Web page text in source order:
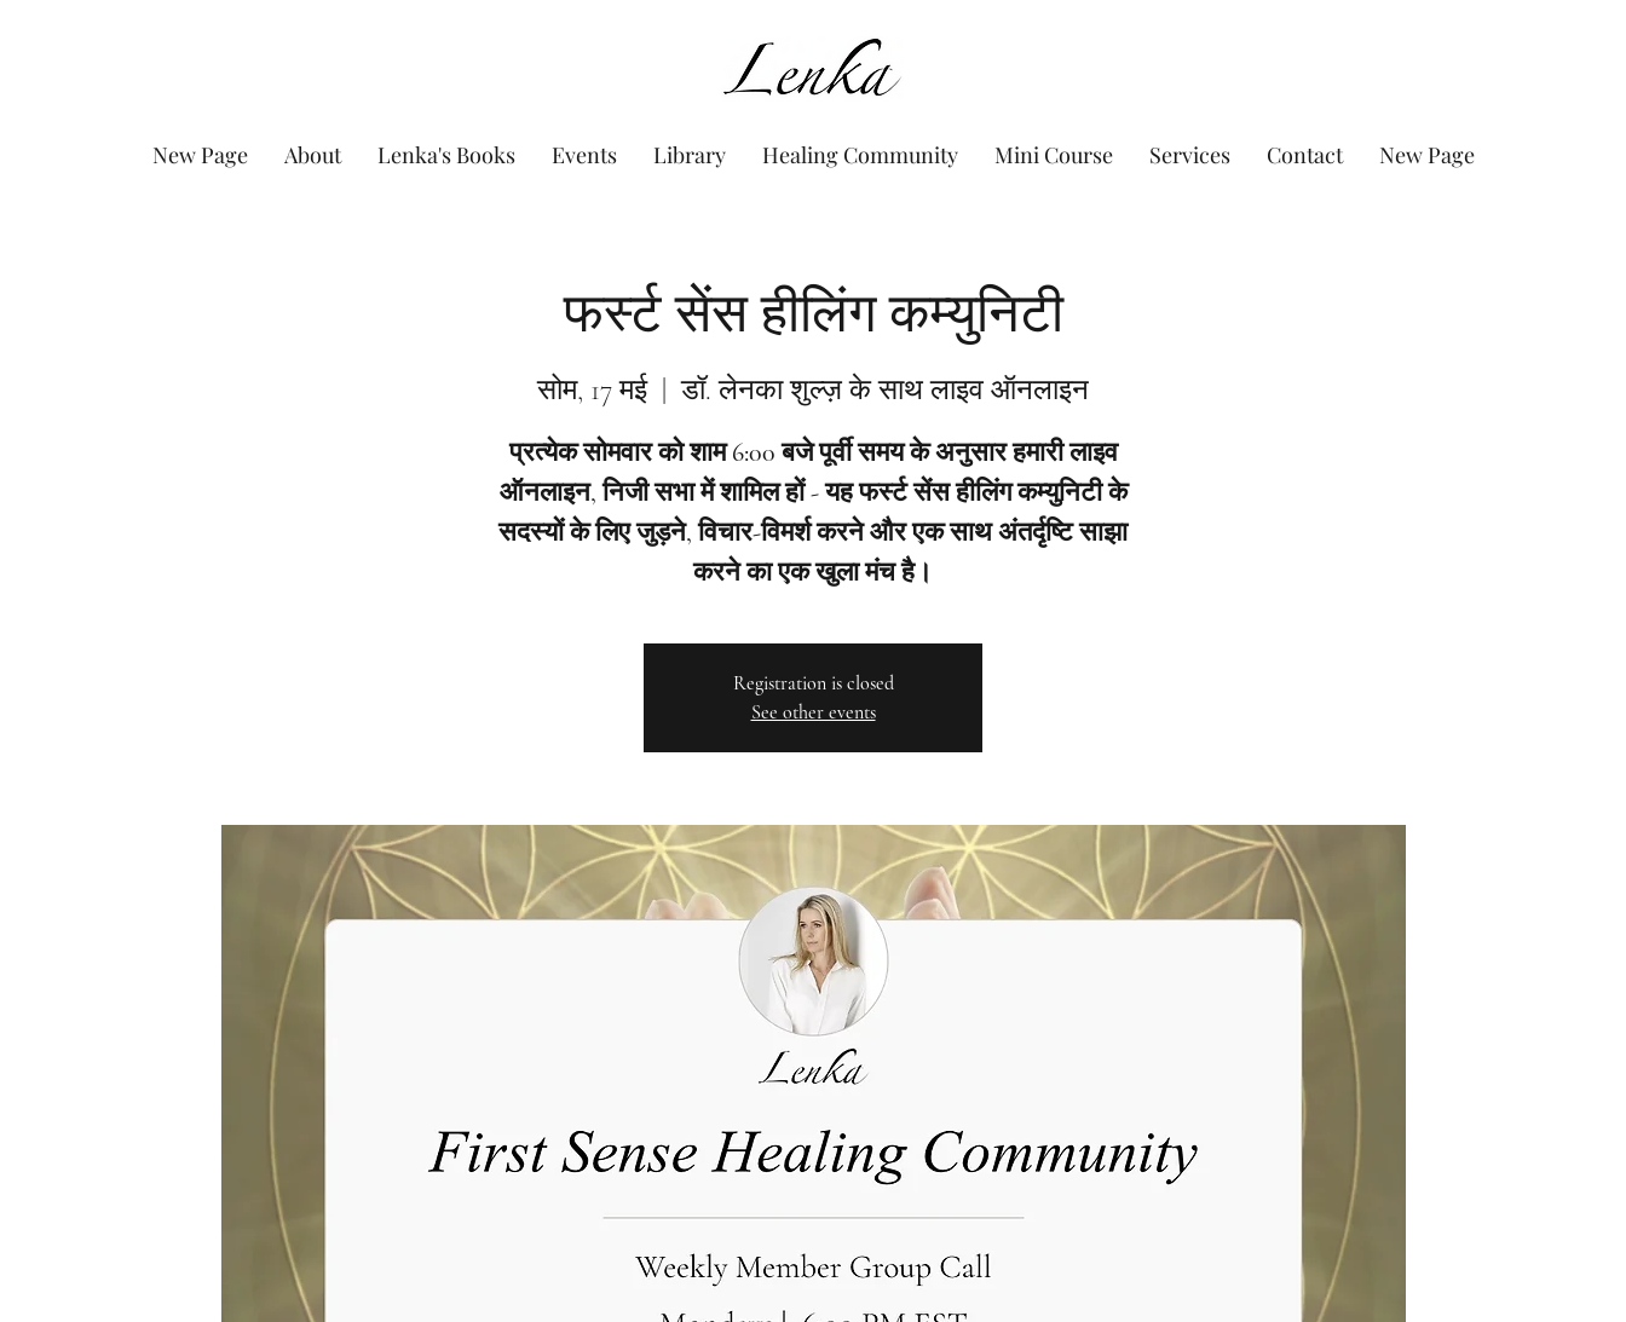
www.Lenka.org
New Page About Lenka's Books Events Library Healing Community Mini Course Services Contact New Page
फर्स्ट सेंस हीलिंग कम्युनिटी
सोम, 17 मई
  |
डॉ. लेनका शुल्ज़ के साथ लाइव ऑनलाइन
प्रत्येक सोमवार को शाम 6:00 बजे पूर्वी समय के अनुसार हमारी लाइव
ऑनलाइन, निजी सभा में शामिल हों - यह फर्स्ट सेंस हीलिंग कम्युनिटी के
सदस्यों के लिए जुड़ने, विचार-विमर्श करने और एक साथ अंतर्दृष्टि साझा
करने का एक खुला मंच है।
Registration is closed
See other events